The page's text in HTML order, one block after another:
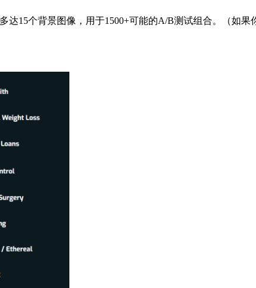
达15个背景图像，用于1500+可能的A/B测试组合。（如果